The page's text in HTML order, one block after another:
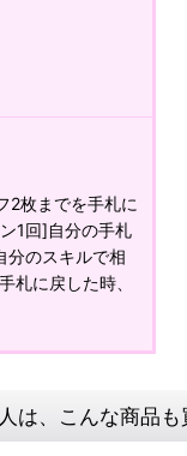
2枚までを手札に
1回]自分の手札
分のスキルで相
札に戻した時、
は、こんな商品